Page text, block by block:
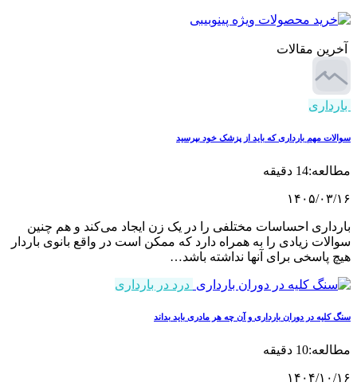
آخرین مقالات
بارداری
سوالات مهم بارداری که باید از پزشک خود بپرسید
مطالعه:14 دقیقه
۱۴۰۵/۰۳/۱۶
بارداری احساسات مختلفی را در یک زن ایجاد می‌کند و هم چنین
سوالات زیادی را به همراه دارد که ممکن است در واقع بانوی باردار
هیچ پاسخی برای آنها نداشته باشد…
درد در بارداری
سنگ کلیه در دوران بارداری و آن چه هر مادری باید بداند
مطالعه:10 دقیقه
۱۴۰۴/۱۰/۱۶